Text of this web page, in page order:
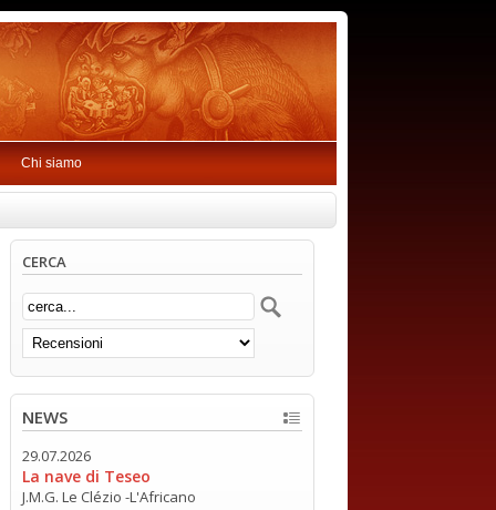
Chi siamo
CERCA
NEWS
29.07.2026
La nave di Teseo
J.M.G. Le Clézio -L'Africano